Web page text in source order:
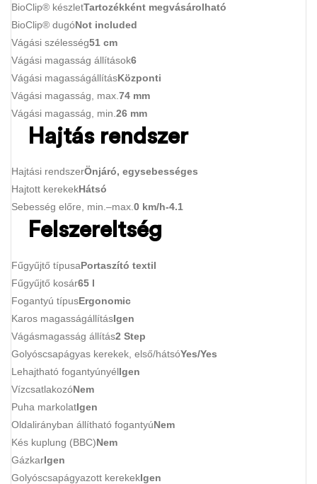
BioClip® készletTartozékként megvásárolható
BioClip® dugóNot included
Vágási szélesség51 cm
Vágási magasság állítások6
Vágási magasságállításKözponti
Vágási magasság, max. 74 mm
Vágási magasság, min. 26 mm
Hajtás rendszer
Hajtási rendszerÖnjáró, egysebességes
Hajtott kerekekHátsó
Sebesség előre, min.–max.0 km/h-4.1
Felszereltség
Fűgyűjtő típusaPortaszító textil
Fűgyűjtő kosár65 l
Fogantyú típusErgonomic
Karos magasságállításIgen
Vágásmagasság állítás2 Step
Golyóscsapágyas kerekek, első/hátsóYes/Yes
Lehajtható fogantyúnyélIgen
VízcsatlakozóNem
Puha markolatIgen
Oldalirányban állítható fogantyúNem
Kés kuplung (BBC)Nem
GázkarIgen
Golyóscsapágyazott kerekekIgen